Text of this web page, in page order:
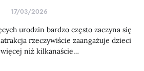
17/03/2026
urodzin bardzo często zaczyna się
rzeczywiście zaangażuje dzieci
niż kilkanaście…